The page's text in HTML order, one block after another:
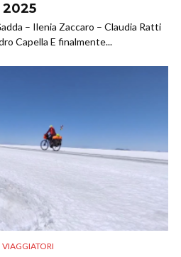
2025
– Ilenia Zaccaro – Claudia Ratti
Capella E finalmente...
VIAGGIATORI